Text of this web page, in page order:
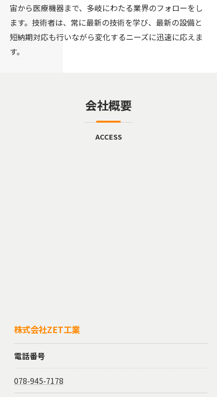
宙から医療機器まで、多岐にわたる業界のフォローをし
ます。技術者は、常に最新の技術を学び、最新の設備と
短納期対応も行いながら変化するニーズに迅速に応えま
す。
会社概要
ACCESS
株式会社ZET工業
電話番号
078-945-7178